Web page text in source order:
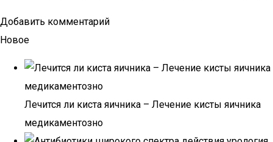
Добавить комментарий
Новое
Лечится ли киста яичника – Лечение кисты яичника
медикаментозно